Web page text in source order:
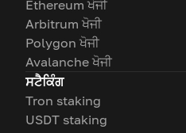
Ethereum ਖੋਜੀ
Arbitrum ਖੋਜੀ
Polygon ਖੋਜੀ
Avalanche ਖੋਜੀ
ਸਟੈਕਿੰਗ
Tron staking
USDT staking